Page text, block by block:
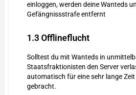
einloggen, werden deine Wanteds
Gefängnissstrafe entfernt
1.3Offlineflucht
Solltest du mit Wanteds in
Staatsfraktionisten den Server
automatisch für eine sehr lange
gebracht.